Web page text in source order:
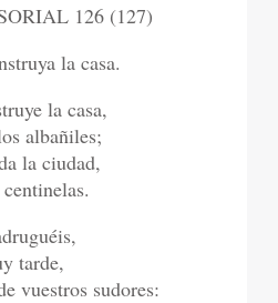
126 (127)
la casa.
la casa,
albañiles;
la ciudad,
tarde,
vuestros sudores: